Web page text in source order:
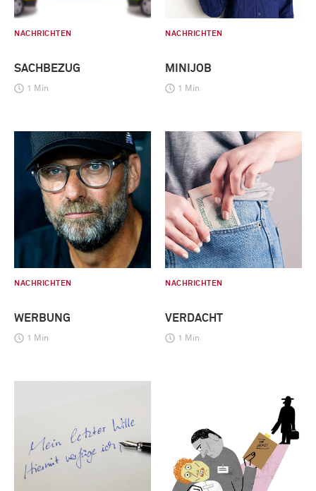
NACHRICHTEN
SACHBEZUG
1 Min
NACHRICHTEN
MINIJOB
1 Min
NACHRICHTEN
WERBUNG
1 Min
NACHRICHTEN
VERDACHT
1 Min